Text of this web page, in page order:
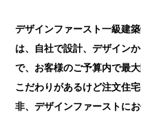
デザインファースト一級建
は、自社で設計、デザイン
で、お客様のご予算内で最
こだわりがあるけど注文住
非、デザインファーストに